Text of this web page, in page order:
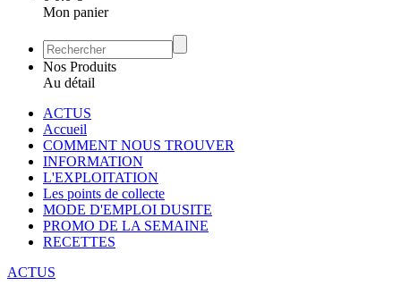
Mon panier
Nos Produits
Au détail
ACTUS
Accueil
COMMENT NOUS TROUVER
INFORMATION
L'EXPLOITATION
Les points de collecte
MODE D'EMPLOI DUSITE
PROMO DE LA SEMAINE
RECETTES
ACTUS